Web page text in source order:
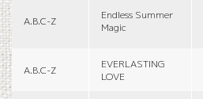
A.B.C-Z
Endless Summer
Magic
A.B.C-Z
EVERLASTING
LOVE